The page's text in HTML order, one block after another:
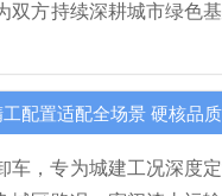
双方持续深耕城市绿色
工配置适配全场景 硬核品
车，专为城建工况深度